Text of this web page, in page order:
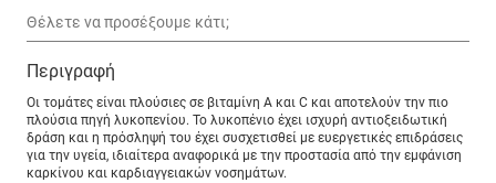
Περιγραφή
Οι τομάτες είναι πλούσιες σε βιταμίνη Α και C και αποτελούν την πιο
πλούσια πηγή λυκοπενίου. Το λυκοπένιο έχει ισχυρή αντιοξειδωτική
δράση και η πρόσληψή του έχει συσχετισθεί με ευεργετικές επιδράσεις
για την υγεία, ιδιαίτερα αναφορικά με την προστασία από την εμφάνιση
καρκίνου και καρδιαγγειακών νοσημάτων.